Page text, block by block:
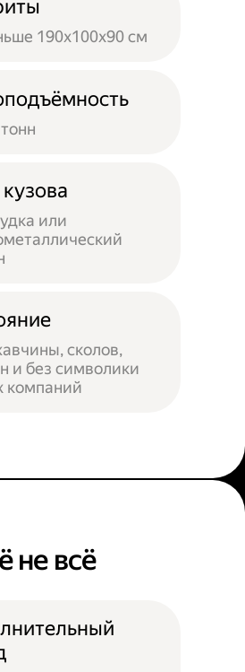
190х100х90 см
или
сколов,
и без символики
компаний
не всё